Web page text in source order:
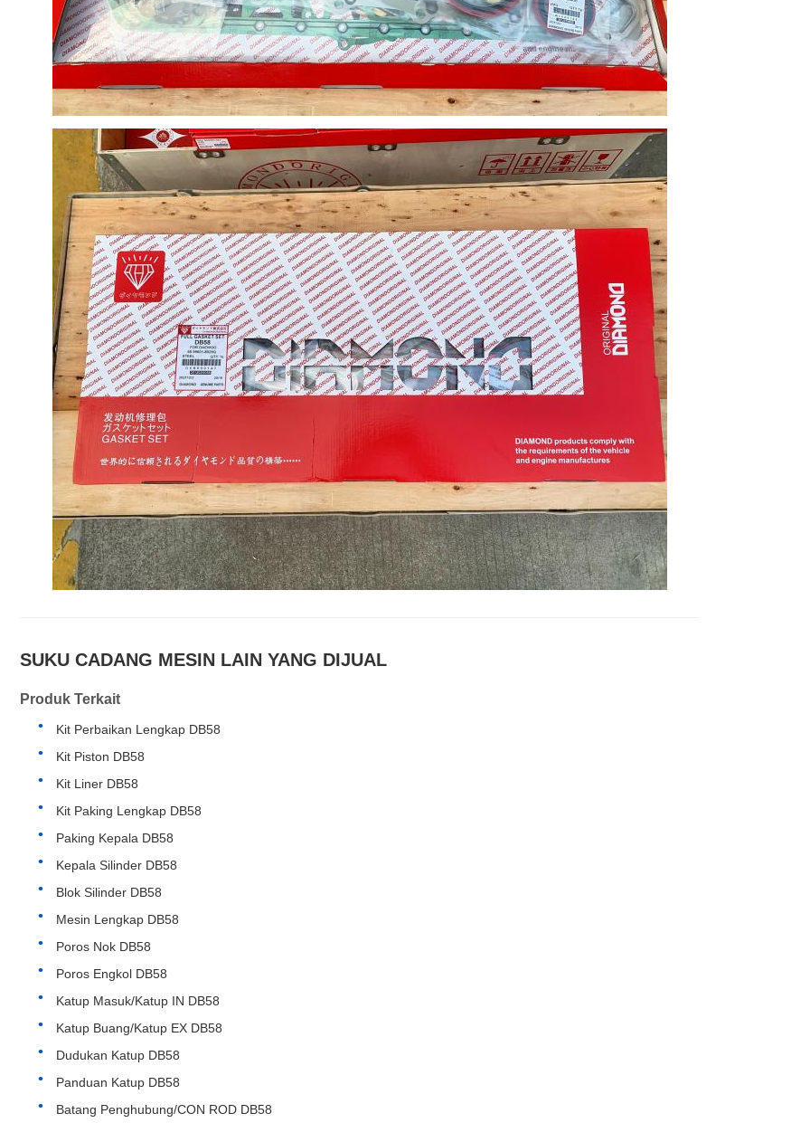
SUKU CADANG MESIN LAIN YANG DIJUAL
Produk Terkait
Kit Perbaikan Lengkap DB58
Kit Piston DB58
Kit Liner DB58
Kit Paking Lengkap DB58
Paking Kepala DB58
Kepala Silinder DB58
Blok Silinder DB58
Mesin Lengkap DB58
Poros Nok DB58
Poros Engkol DB58
Katup Masuk/Katup IN DB58
Katup Buang/Katup EX DB58
Dudukan Katup DB58
Panduan Katup DB58
Batang Penghubung/CON ROD DB58